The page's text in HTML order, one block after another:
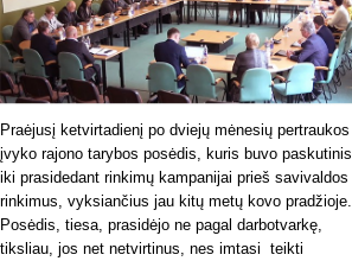
Praėjusį ketvirtadienį po dviejų mėnesių pertraukos
įvyko rajono tarybos posėdis, kuris buvo paskutinis
iki prasidedant rinkimų kampanijai prieš savivaldos
rinkimus, vyksiančius jau kitų metų kovo pradžioje.
Posėdis, tiesa, prasidėjo ne pagal darbotvarkę,
tiksliau, jos net netvirtinus, nes imtasi teikti